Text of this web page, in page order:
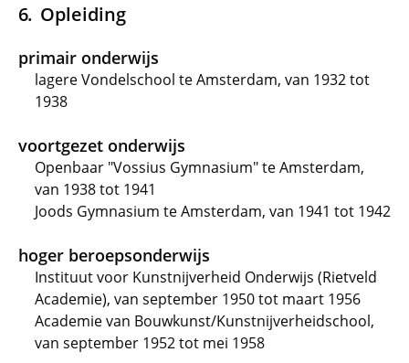
Opleiding
primair onderwijs
lagere Vondelschool te Amsterdam, van 1932 tot
1938
voortgezet onderwijs
Openbaar "Vossius Gymnasium" te Amsterdam,
van 1938 tot 1941
Joods Gymnasium te Amsterdam, van 1941 tot 1942
hoger beroepsonderwijs
Instituut voor Kunstnijverheid Onderwijs (Rietveld
Academie), van september 1950 tot maart 1956
Academie van Bouwkunst/Kunstnijverheidschool,
van september 1952 tot mei 1958